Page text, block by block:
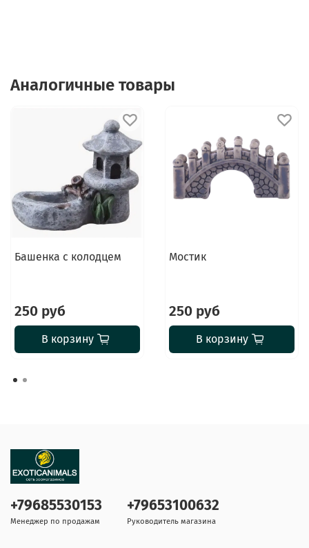
Аналогичные товары
Башенка с колодцем
250 руб
В корзину
Мостик
250 руб
В корзину
+79685530153
Менеджер по продажам
+79653100632
Руководитель магазина